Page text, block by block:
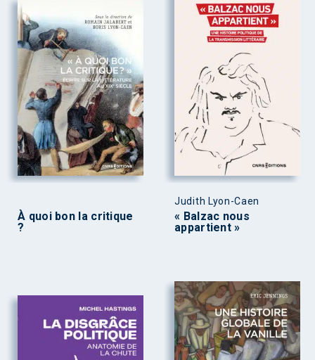
À quoi bon la critique
?
Judith Lyon-Caen
« Balzac nous
appartient »